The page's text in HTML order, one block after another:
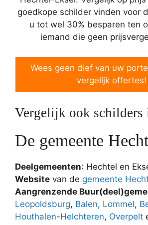
goedkope schilder vinden voor
u tot wel 30% besparen ten
iemand die geen
Wees geen dief van uw
vergelijk offertes!
Vergelijk ook schilders
De gemeente
Deelgemeenten: Hechtel en
Website van de gemeente
Aangrenzende
Leopoldsburg, Balen, Lommel,
Houthalen-Helchteren, Overpelt